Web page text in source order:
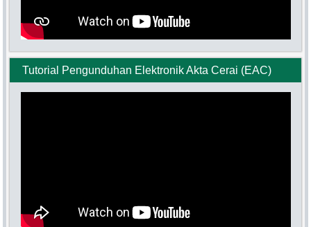
Tutorial Pengunduhan Elektronik Akta Cerai (EAC)